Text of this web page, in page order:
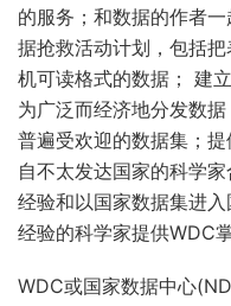
的服务；和数据的作者
据抢救活动计划，包括
机可读格式的数据； 建
为广泛而经济地分发数
普遍受欢迎的数据集；
自不太发达国家的科学
经验和以国家数据集进
经验的科学家提供WDC
WDC或国家数据中心